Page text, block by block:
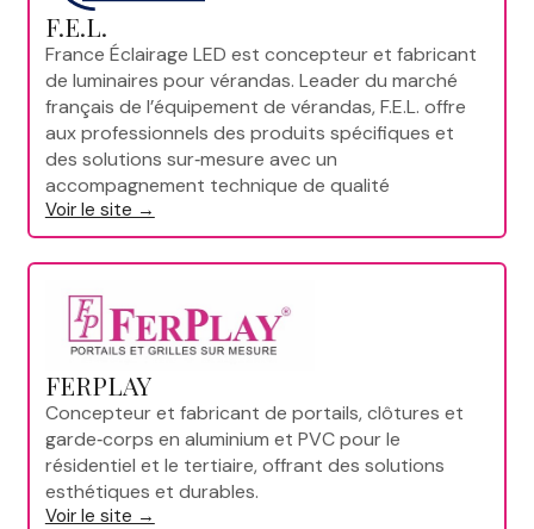
F.E.L.
France Éclairage LED est concepteur et fabricant
de luminaires pour vérandas. Leader du marché
français de l’équipement de vérandas, F.E.L. offre
aux professionnels des produits spécifiques et
des solutions sur‑mesure avec un
accompagnement technique de qualité
Voir le site →
FERPLAY
Concepteur et fabricant de portails, clôtures et
garde‑corps en aluminium et PVC pour le
résidentiel et le tertiaire, offrant des solutions
esthétiques et durables.
Voir le site →